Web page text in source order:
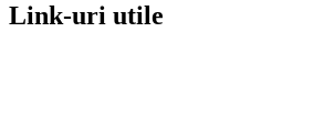
Link-uri utile